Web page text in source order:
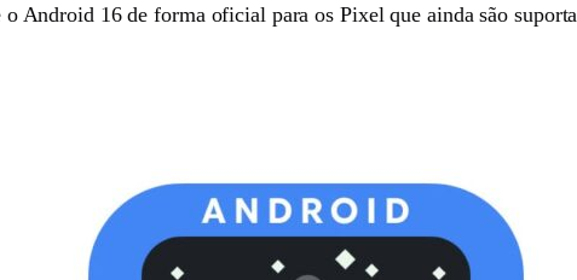
Android 16 de forma oficial para os Pixel que ainda são